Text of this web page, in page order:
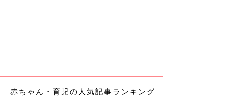
赤ちゃん・育児の人気記事ランキング